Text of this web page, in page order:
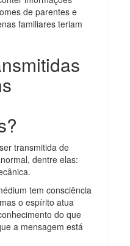
de parentes e
familiares teriam
transmitida de
dentre elas:
tem consciência
o espírito atua
do que
a mensagem está